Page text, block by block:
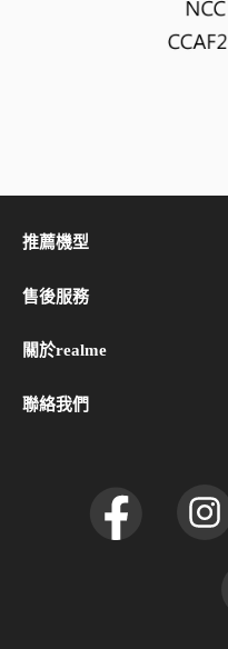
推薦機型
realme Note 80
realme 16 5G
realme C100 5G
realme GT 8 Pro
售後服務
問與答
realme Care+
關於realme
品牌介紹
聯絡我們